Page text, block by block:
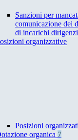
Sanzioni per
comunicazione dei
di incarichi
organizzative
Posizioni
organica 7